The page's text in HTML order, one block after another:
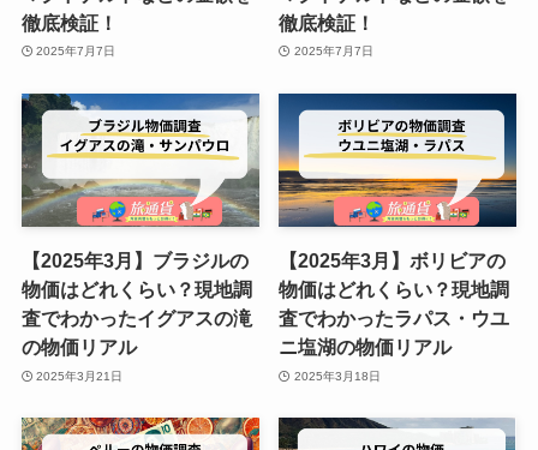
徹底検証！
2025年7月7日
徹底検証！
2025年7月7日
【2025年3月】ブラジルの
物価はどれくらい？現地調
査でわかったイグアスの滝
の物価リアル
2025年3月21日
【2025年3月】ボリビアの
物価はどれくらい？現地調
査でわかったラパス・ウユ
ニ塩湖の物価リアル
2025年3月18日